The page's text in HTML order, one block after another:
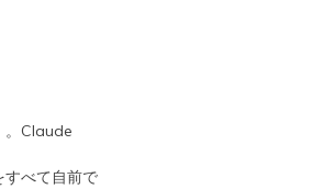
。Claude
すべて自前で